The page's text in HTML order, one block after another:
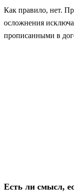
Как правило, нет.
осложнения
прописанными в
Есть ли смысл,